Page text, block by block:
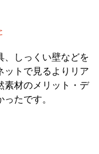
、しっくい壁などを
ットで見るよりリア
素材のメリット・デ
たです。